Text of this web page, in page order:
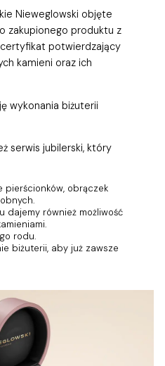
Nieweglowski objęte
zakupionego produktu z
certyfikat potwierdzający
kamieni oraz ich
wykonania biżuterii
serwis jubilerski, który
pierścionków, obrączek
dajemy również możliwość
rodu.
biżuterii, aby już zawsze